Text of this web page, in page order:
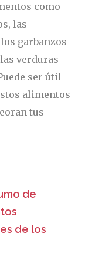
como
las
garbanzos
verduras
ser útil
alimentos
tus
de
de los